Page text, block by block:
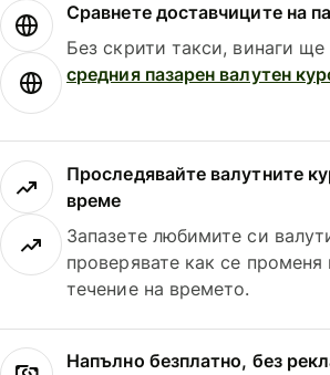
Сравнете доставчиците на
Без скрити такси, винаги ще
средния пазарен валутен
Проследявайте валутните
време
Запазете любимите си
проверявате как се променя
течение на времето.
Напълно безплатно, без